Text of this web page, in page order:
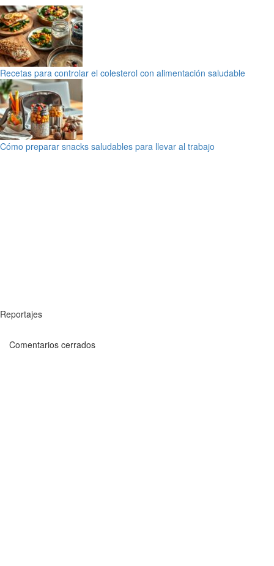
Recetas para controlar el colesterol con alimentación saludable
Cómo preparar snacks saludables para llevar al trabajo
Reportajes
Comentarios cerrados